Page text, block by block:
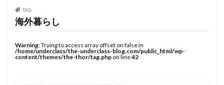
TAG
海外暮らし
Warning: Trying to access array offset on false in
/home/underclass/the-underclass-blog.com/public_html/wp-
content/themes/the-thor/tag.php on line42